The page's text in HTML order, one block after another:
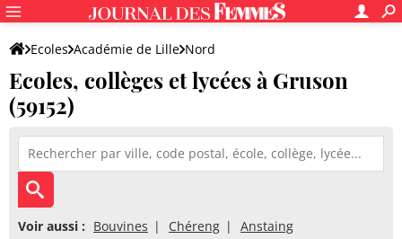
Ecoles Académie de Lille Nord
Ecoles, collèges et lycées à Gruson
(59152)
Voir aussi : Bouvines Chéreng Anstaing